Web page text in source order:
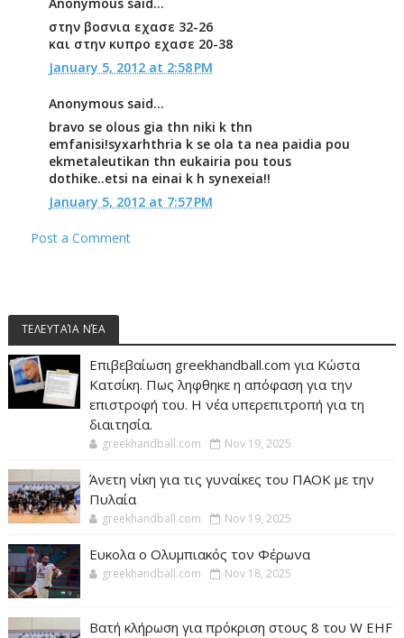
στην βοσνια εχασε 32-26
και στην κυπρο εχασε 20-38
January 5, 2012 at 2:58 PM
Anonymous said...
bravo se olous gia thn niki k thn
emfanisi!syxarhthria k se ola ta nea paidia pou
ekmetaleutikan thn eukairia pou tous
dothike..etsi na einai k h synexeia!!
January 5, 2012 at 7:57 PM
Post a Comment
ΤΕΛΕΥΤΑΊΑ ΝΈΑ
Επιβεβαίωση greekhandball.com για Κώστα
Κατσίκη. Πως ληφθηκε η απόφαση για την
επιστροφή του. Η νέα υπερεπιτροπή για τη
διαιτησία.
greekhandball.com Nov 19, 2025
Άνετη νίκη για τις γυναίκες του ΠΑΟΚ με την
Πυλαία
greekhandball.com Nov 19, 2025
Ευκολα ο Ολυμπιακός τον Φέρωνα
greekhandball.com Nov 18, 2025
Βατή κλήρωση για πρόκριση στους 8 του W EHF